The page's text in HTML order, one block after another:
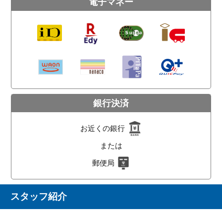
銀行決済
お近くの銀行
または
郵便局
スタッフ紹介